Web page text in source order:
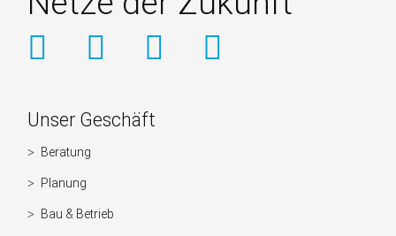
Weitere
Informationen
Unser Geschäft
Navigation
überspringen
Beratung
Planung
Bau & Betrieb